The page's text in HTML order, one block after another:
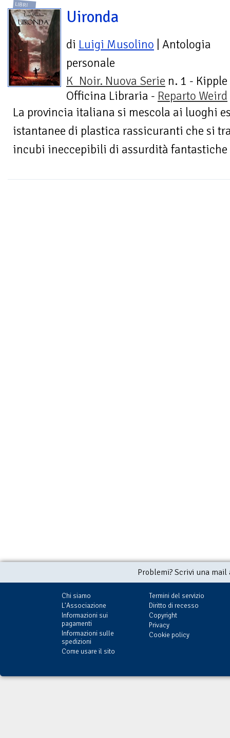
LIBRI
Uironda
di Luigi Musolino | Antologia
personale
K_Noir. Nuova Serie n. 1 - Kipple
Officina Libraria - Reparto Weird
La provincia italiana si mescola ai luoghi
istantanee di plastica rassicuranti che si
incubi ineccepibili di assurdità fantastiche
Problemi? Scrivi una
Chi siamo
L'Associazione
Informazioni sui
pagamenti
Informazioni sulle
spedizioni
Come usare il sito
Termini del servizio
Diritto di recesso
Copyright
Privacy
Cookie policy